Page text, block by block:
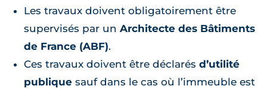
Les travaux doivent obligatoirement être
supervisés par un Architecte des Bâtiments
de France (ABF).
Ces travaux doivent être déclarés d’utilité
publique sauf dans le cas où l’immeuble est